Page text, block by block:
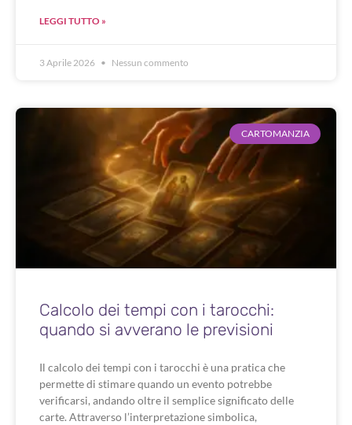
LEGGI TUTTO »
3 Aprile 2026 Nessun commento
CARTOMANZIA
Calcolo dei tempi con i tarocchi:
quando si avverano le previsioni
Il calcolo dei tempi con i tarocchi è una pratica che
permette di stimare quando un evento potrebbe
verificarsi, andando oltre il semplice significato delle
carte. Attraverso l’interpretazione simbolica,